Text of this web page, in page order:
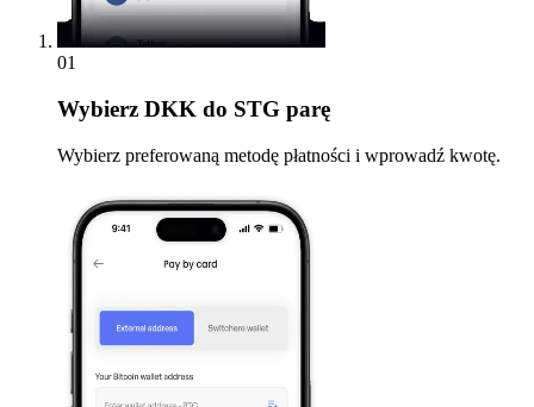
01
Wybierz DKK do STG parę
Wybierz preferowaną metodę płatności i wprowadź kwotę.